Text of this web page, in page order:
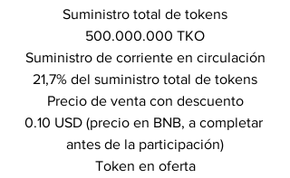
Suministro total de tokens
500.000.000 TKO
Suministro de corriente en circulación
21,7% del suministro total de tokens
Precio de venta con descuento
0.10 USD (precio en BNB, a completar
antes de la participación)
Token en oferta